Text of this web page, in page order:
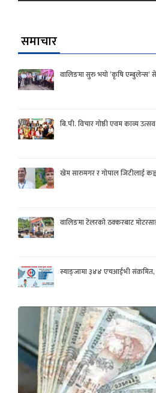
समाचार
वालिङमा सुरु भयो ‘कृषि एम्बुलेन्स’
बि.पी. विचार गोष्ठी एवम काव्य
खेम सारुमगर र गोपाल जिटीलाई
वालिङमा टेलरको ठक्करबाट
स्याङ्जामा ३४४ एचआईभी